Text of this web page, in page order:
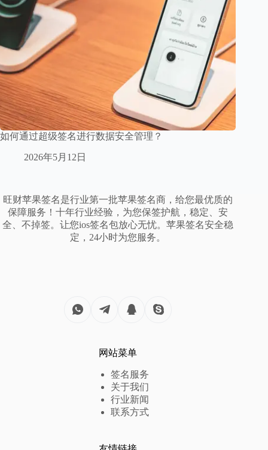
如何通过超级签名进行数据安全管理？
2026年5月12日
旺财苹果签名是行业第一批苹果签名商，给您最优质的
保障服务！十年行业经验，为您保签护航，稳定、安
全、不掉签。让您ios签名包放心无忧。苹果签名安全稳
定，24小时为您服务。
网站菜单
签名服务
关于我们
行业新闻
联系方式